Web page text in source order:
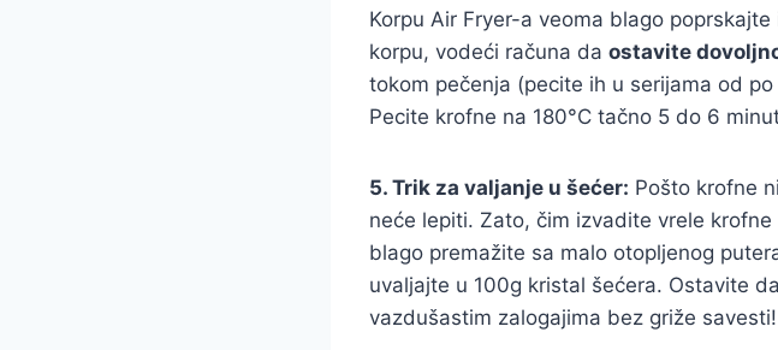
Korpu Air Fryer-a veoma blago
korpu, vodeći računa da ostavite
tokom pečenja (pecite ih u serijama od
Pecite krofne na 180°C tačno 5 do 6
5. Trik za valjanje u šećer: Pošto krofne
neće lepiti. Zato, čim izvadite vrele
blago premažite sa malo otopljenog
uvaljajte u 100g kristal šećera. Ostavite
vazdušastim zalogajima bez griže savesti!